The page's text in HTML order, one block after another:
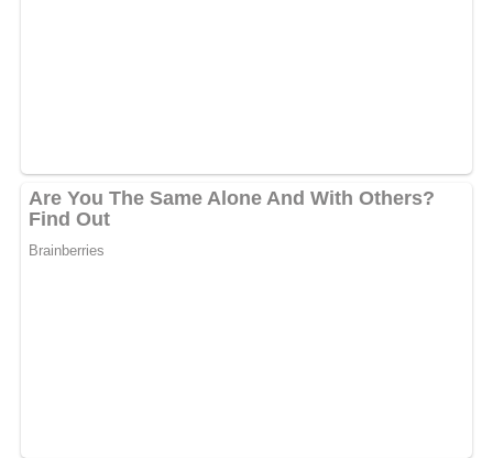
manière dont l’artiste continue de se percevoir : une